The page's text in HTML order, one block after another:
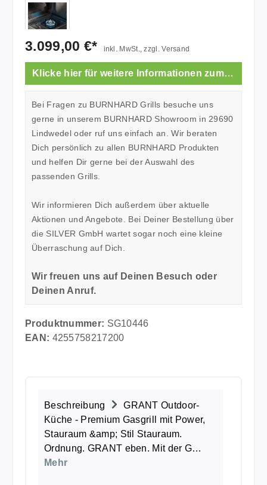
3.099,00 €* inkl. MwSt., zzgl. Versand
Klicke hier für weitere Informationen zum Showroom.
Bei Fragen zu BURNHARD Grills besuche uns
gerne in unserem BURNHARD Showroom in 29690
Lindwedel oder ruf uns einfach an. Wir beraten
Dich persönlich zu allen BURNHARD Produkten
und helfen Dir gerne bei der Auswahl des
passenden Grills.
Wir informieren Dich außerdem über aktuelle
Aktionen und Angebote. Bei Deiner Bestellung über
die SILVER GmbH wartet sogar noch eine kleine
Überraschung auf Dich.
Wir freuen uns auf Deinen Besuch oder
Deinen Anruf.
Produktnummer: SG10446
EAN: 4255758217200
Beschreibung
GRANT Outdoor-
Küche - Premium Gasgrill mit Power,
Stauraum &amp; Stil Stauraum.
Ordnung. GRANT eben. Mit der G…
Mehr